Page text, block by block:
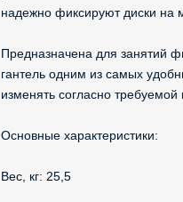
надежно фиксируют диски на
Предназначена для занятий
гантель одним из самых
изменять согласно требуемой
Основные характеристики:
Вес, кг: 25,5